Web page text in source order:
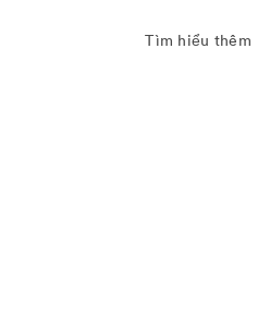
Tìm hiểu thêm